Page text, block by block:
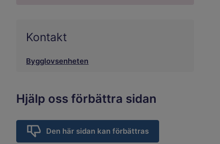
Kontakt
Bygglovsenheten
Hjälp oss förbättra sidan
Den här sidan kan förbättras